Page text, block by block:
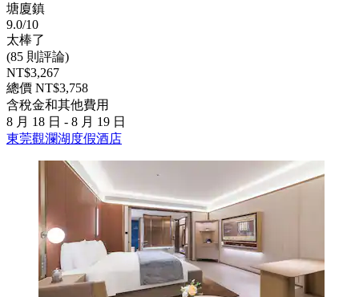
塘廈鎮
9.0/10
太棒了
(85 則評論)
NT$3,267
總價 NT$3,758
含稅金和其他費用
8 月 18 日 - 8 月 19 日
東莞觀瀾湖度假酒店